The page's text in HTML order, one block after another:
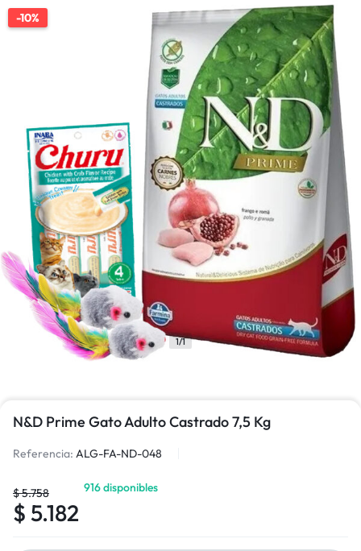
1/1
-10%
N&D Prime Gato Adulto Castrado 7,5 Kg
Referencia: ALG-FA-ND-048
$5.758
$ 5.182
916 disponibles